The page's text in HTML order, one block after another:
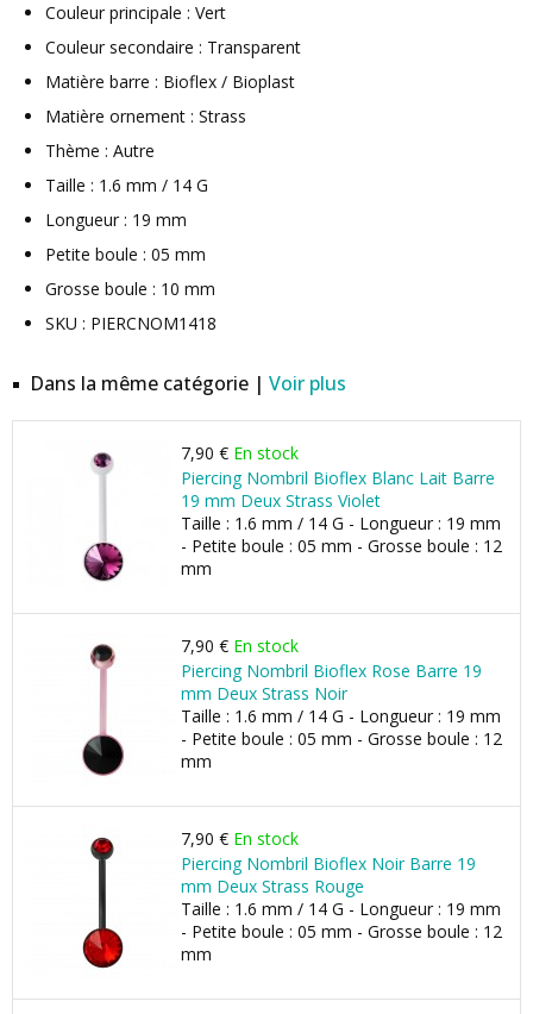
Couleur principale : Vert
Couleur secondaire : Transparent
Matière barre : Bioflex / Bioplast
Matière ornement : Strass
Thème : Autre
Taille : 1.6 mm / 14 G
Longueur : 19 mm
Petite boule : 05 mm
Grosse boule : 10 mm
SKU : PIERCNOM1418
Dans la même catégorie | Voir plus
7,90 € En stock
Piercing Nombril Bioflex Blanc Lait Barre
19 mm Deux Strass Violet
Taille : 1.6 mm / 14 G - Longueur : 19 mm
- Petite boule : 05 mm - Grosse boule : 12
mm
7,90 € En stock
Piercing Nombril Bioflex Rose Barre 19
mm Deux Strass Noir
Taille : 1.6 mm / 14 G - Longueur : 19 mm
- Petite boule : 05 mm - Grosse boule : 12
mm
7,90 € En stock
Piercing Nombril Bioflex Noir Barre 19
mm Deux Strass Rouge
Taille : 1.6 mm / 14 G - Longueur : 19 mm
- Petite boule : 05 mm - Grosse boule : 12
mm